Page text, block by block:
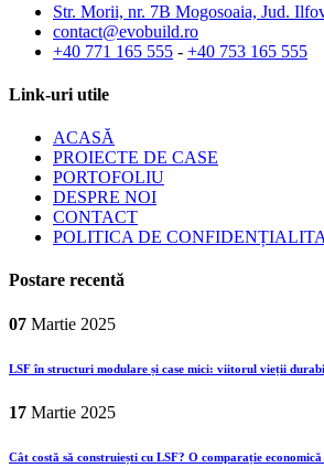
Str. Morii, nr. 7B Mogosoaia, Jud.
contact@evobuild.ro
+40 771 165 555 - +40 753 165 555
Link-uri utile
ACASĂ
PROIECTE DE CASE
PORTOFOLIU
DESPRE NOI
CONTACT
POLITICA DE
Postare recentă
07 Martie 2025
LSF în structuri modulare și case mici: viitorul vieții
17 Martie 2025
Cât costă să construiești cu LSF? O comparație